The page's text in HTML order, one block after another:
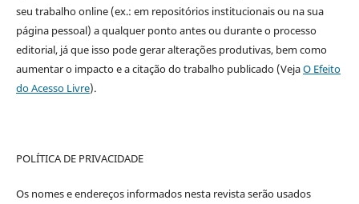
seu trabalho online (ex.: em repositórios institucionais ou na sua
página pessoal) a qualquer ponto antes ou durante o processo
editorial, já que isso pode gerar alterações produtivas, bem como
aumentar o impacto e a citação do trabalho publicado (VejaO Efeito
do Acesso Livre).
POLÍTICA DE PRIVACIDADE
Os nomes e endereços informados nesta revista serão usados